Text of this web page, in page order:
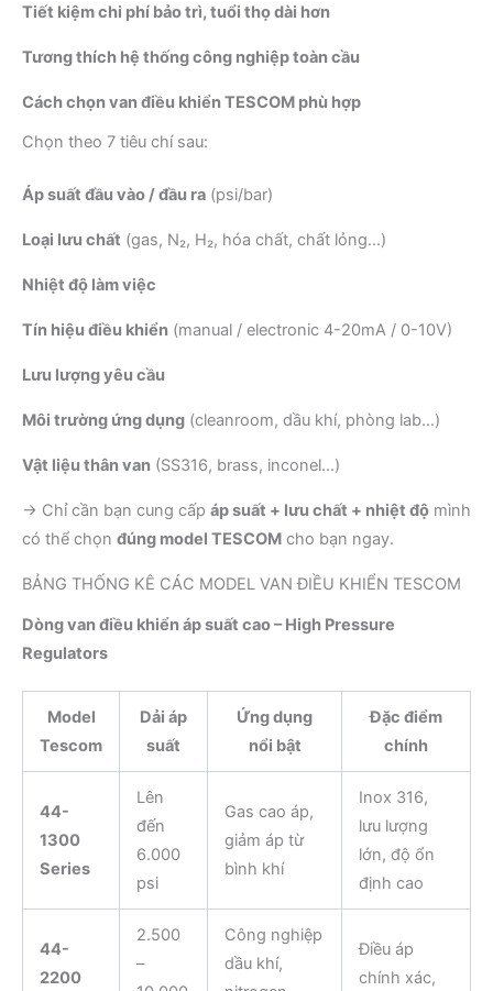
Tiết kiệm chi phí bảo trì, tuổi thọ dài hơn
Tương thích hệ thống công nghiệp toàn cầu
Cách chọn van điều khiển TESCOM phù hợp
Chọn theo 7 tiêu chí sau:
Áp suất đầu vào / đầu ra (psi/bar)
Loại lưu chất (gas, N₂, H₂, hóa chất, chất lỏng…)
Nhiệt độ làm việc
Tín hiệu điều khiển (manual / electronic 4-20mA / 0-10V)
Lưu lượng yêu cầu
Môi trường ứng dụng (cleanroom, dầu khí, phòng lab…)
Vật liệu thân van (SS316, brass, inconel…)
→ Chỉ cần bạn cung cấp áp suất + lưu chất + nhiệt độ mình
có thể chọn đúng model TESCOM cho bạn ngay.
BẢNG THỐNG KÊ CÁC MODEL VAN ĐIỀU KHIỂN TESCOM
Dòng van điều khiển áp suất cao – High Pressure
Regulators
Model
Tescom
Dải áp
suất
Ứng dụng
nổi bật
Đặc điểm
chính
44-
1300
Series
Lên
đến
6.000
psi
Gas cao áp,
giảm áp từ
bình khí
Inox 316,
lưu lượng
lớn, độ ổn
định cao
44-
2200
2.500
–
Công nghiệp
dầu khí,
Điều áp
chính xác,